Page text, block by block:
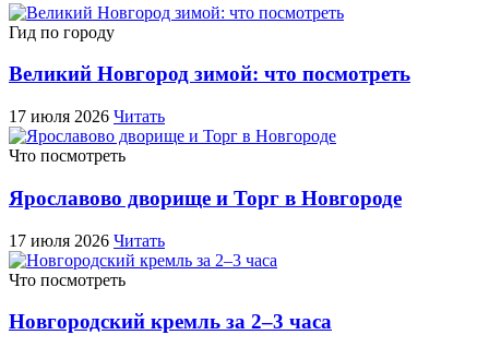
Гид по городу
Великий Новгород зимой: что посмотреть
17 июля 2026 Читать
Что посмотреть
Ярославово дворище и Торг в Новгороде
17 июля 2026 Читать
Что посмотреть
Новгородский кремль за 2–3 часа